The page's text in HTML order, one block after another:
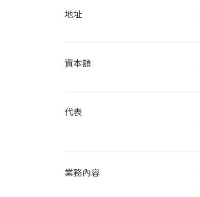
地址
資本額
代表
業務內容